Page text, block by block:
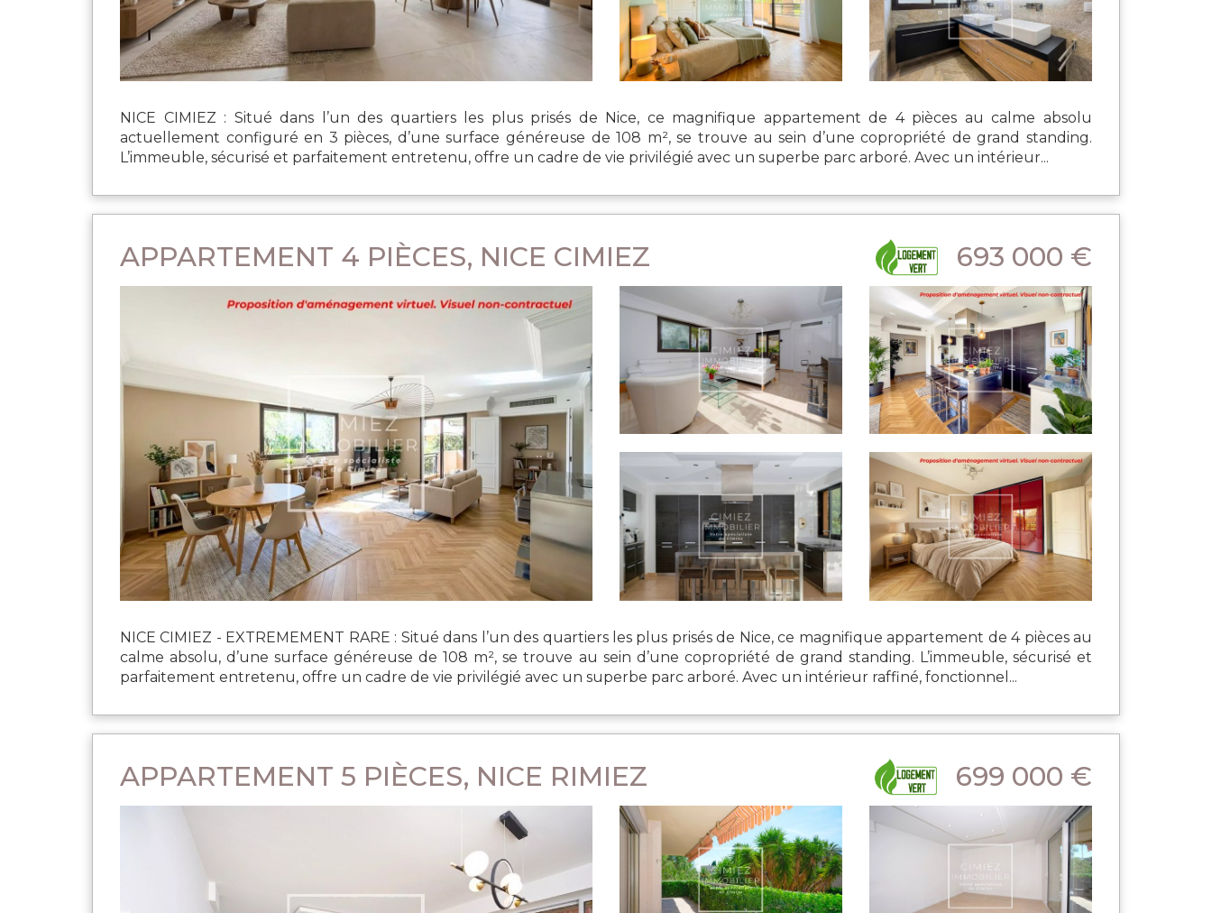
NICE CIMIEZ : Situé dans l’un des quartiers les plus prisés de Nice, ce magnifique appartement de 4 pièces au calme absolu
actuellement configuré en 3 pièces, d’une surface généreuse de 108 m², se trouve au sein d’une copropriété de grand standing.
L’immeuble, sécurisé et parfaitement entretenu, offre un cadre de vie privilégié avec un superbe parc arboré. Avec un intérieur...
APPARTEMENT 4 PIÈCES, NICE CIMIEZ 693 000 €
NICE CIMIEZ - EXTREMEMENT RARE : Situé dans l’un des quartiers les plus prisés de Nice, ce magnifique appartement de 4 pièces au
calme absolu, d’une surface généreuse de 108 m², se trouve au sein d’une copropriété de grand standing. L’immeuble, sécurisé et
parfaitement entretenu, offre un cadre de vie privilégié avec un superbe parc arboré. Avec un intérieur raffiné, fonctionnel...
APPARTEMENT 5 PIÈCES, NICE RIMIEZ 699 000 €